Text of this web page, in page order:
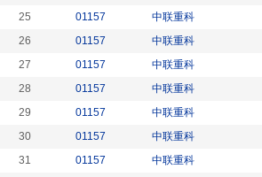
25
01157 中联重科
26
01157 中联重科
27
01157 中联重科
28
01157 中联重科
29
01157 中联重科
30
01157 中联重科
31
01157 中联重科